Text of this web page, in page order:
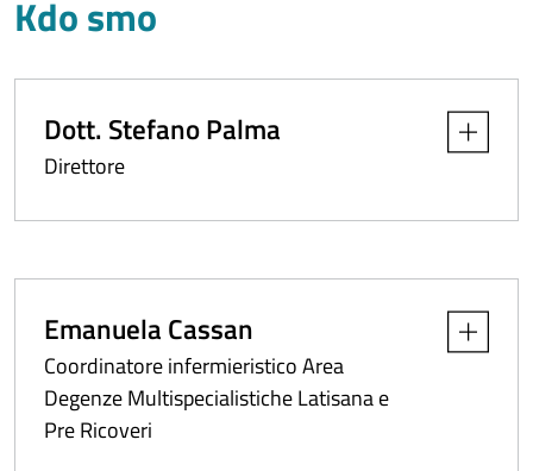
Kdo smo
Dott. Stefano Palma
Direttore
Apri
Emanuela Cassan
Coordinatore infermieristico Area
Degenze Multispecialistiche Latisana e
Pre Ricoveri
Apri